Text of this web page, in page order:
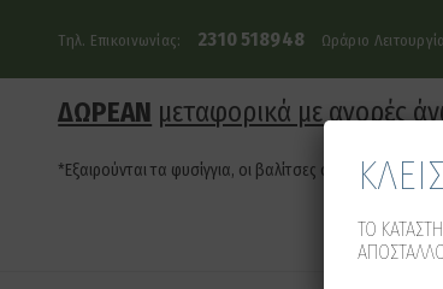
Τηλ. Επικοινωνίας: 2310 518948 Ωράριο
ΔΩΡΕΑΝ μεταφορικά με αγορές
*Εξαιρούνται τα φυσίγγια, οι βαλίτσες όπλων και τα
ΤΟ